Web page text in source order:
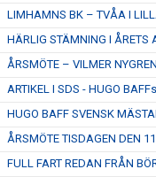
LIMHAMNS BK – TVÅA I
HÄRLIG STÄMNING I ÅRETS
ÅRSMÖTE – VILMER
ARTIKEL I SDS - HUGO
HUGO BAFF SVENSK
ÅRSMÖTE TISDAGEN DEN
FULL FART REDAN FRÅN